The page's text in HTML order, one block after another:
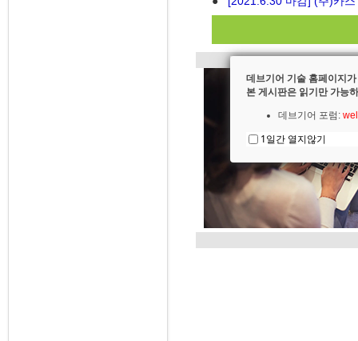
데브기어 기술 홈페이지
본 게시판은 읽기만 가능
데브기어 포럼:
1일간 열지않기